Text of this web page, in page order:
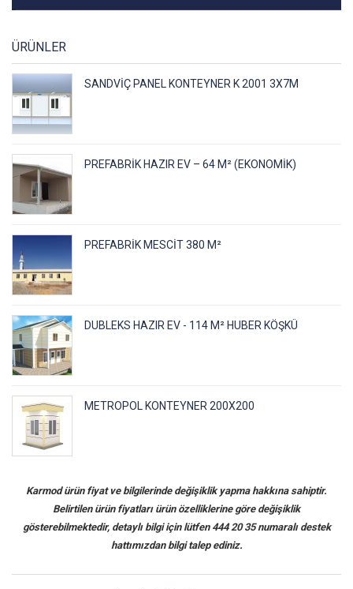
ÜRÜNLER
SANDVIÇ PANEL KONTEYNER K 2001 3X7M
PREFABRİK HAZIR EV – 64 M² (EKONOMİK)
PREFABRIK MESCIT 380 M²
DUBLEKS HAZIR EV - 114 M² HUBER KÖŞKÜ
METROPOL KONTEYNER 200X200
Karmod ürün fiyat ve bilgilerinde değişiklik yapma hakkına sahiptir.
Belirtilen ürün fiyatları ürün özelliklerine göre değişiklik
gösterebilmektedir, detaylı bilgi için lütfen 444 20 35 numaralı destek
hattımızdan bilgi talep ediniz.